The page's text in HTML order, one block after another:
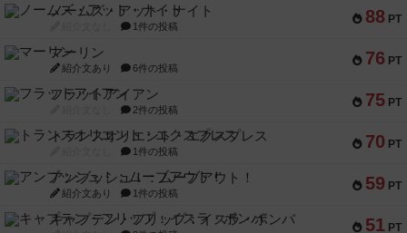
88 PT
ノームズ・アット・ナイト
1件の投稿
76 PT
マーリン
紹介文あり 6件の投稿
75 PT
フラットアイアン
2件の投稿
70 PT
トランスオリエント・エクスプレス
1件の投稿
59 PT
アンブッシュ！：ムーブアウト！
紹介文あり 1件の投稿
51 PT
キャプテン・フリップ：イスラ・ボンバ